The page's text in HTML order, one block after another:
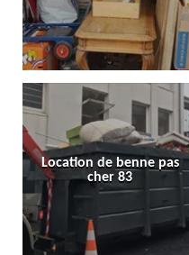
Location de benne pas
cher 83